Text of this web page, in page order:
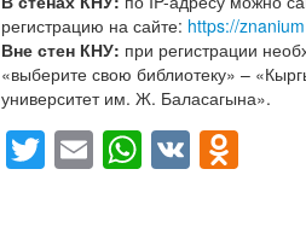
регистрацию на сайте: https://
Вне стен КНУ: при регистрации
«выберите свою библиотеку» –
университет им. Ж. Баласагына».
Facebook
Twitter
EmailVK